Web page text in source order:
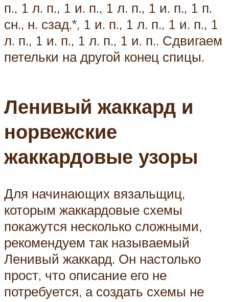
п., 1 л. п., 1 и. п., 1 л. п., 1 и. п., 1 п.
сн., н. сзад.*, 1 и. п., 1 л. п., 1 и. п., 1
л. п., 1 и. п., 1 л. п., 1 и. п.. Сдвигаем
петельки на другой конец спицы.
Ленивый жаккард и
норвежские
жаккардовые узоры
Для начинающих вязальщиц,
которым жаккардовые схемы
покажутся несколько сложными,
рекомендуем так называемый
Ленивый жаккард. Он настолько
прост, что описание его не
потребуется, а создать схемы не